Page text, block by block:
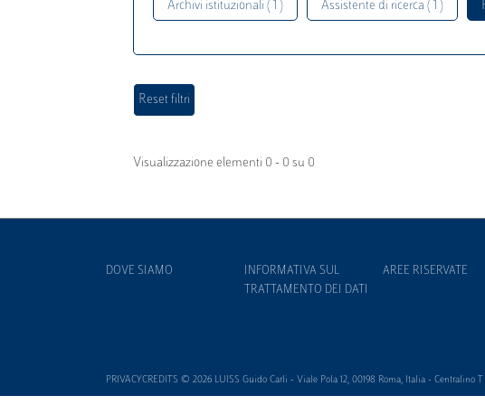
Archivi istituzionali ( 1 ) Assistente di ricerca ( 1 )
Visualizzazione elementi 0 - 0 su 0
DOVE SIAMO
INFORMATIVA SUL
TRATTAMENTO DEI DATI
AREE RISERVATE
PRIVACYCREDITS © 2026 LUISS Guido Carli - Viale Pola 12, 00198 Roma, Italia - Centralino T